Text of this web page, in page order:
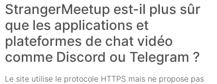
StrangerMeetup est-il plus sûr
que les applications et
plateformes de chat vidéo
comme Discord ou Telegram ?
Le site utilise le protocole HTTPS mais ne propose pas